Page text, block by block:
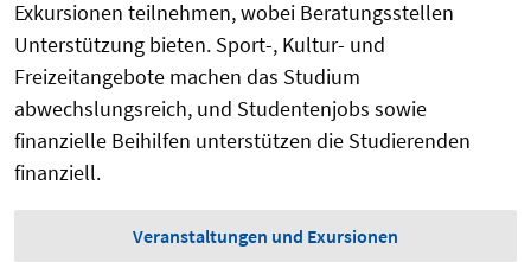
Exkursionen teilnehmen, wobei Beratungsstellen
Unterstützung bieten. Sport-, Kultur- und
Freizeitangebote machen das Studium
abwechslungsreich, und Studentenjobs sowie
finanzielle Beihilfen unterstützen die Studierenden
finanziell.
Veranstaltungen und Exursionen